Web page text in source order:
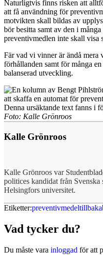
Naturligtvis finns risken att
att få användning för
motvikten skall bildas av
bör besitta samt av den i
preventivmedlen inte skall visa
Fär vad vi vinner är ändå mera
förhållanden samt för många
balanserad utveckling.
Denna ursäktande text fanns i
Foto: Kalle Grönroos
Kalle Grönroos
Kalle Grönroos var
politices kandidat från
Helsingfors universitet.
Etiketter:preventivmedel
Vad tycker du?
Du måste vara inloggad för att